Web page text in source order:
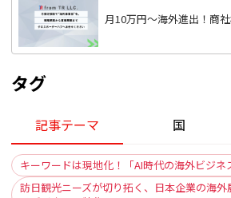
月10万円〜海外進出！商
タグ
記事テーマ 国
キーワードは現地化！「AI時代の海外ビジネ
訪日観光ニーズが切り拓く、日本企業の海